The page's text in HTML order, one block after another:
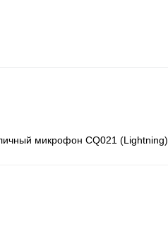
микрофон CQ021 (Lightning)